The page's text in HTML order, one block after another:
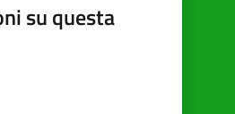
su questa